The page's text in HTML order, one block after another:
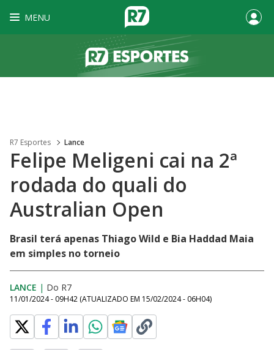
MENU
R7 Esportes Lance
Felipe Meligeni cai na 2ª
rodada do quali do
Australian Open
Brasil terá apenas Thiago Wild e Bia Haddad Maia
em simples no torneio
LANCE | Do R7
11/01/2024 - 09H42 (ATUALIZADO EM 15/02/2024 - 06H04)